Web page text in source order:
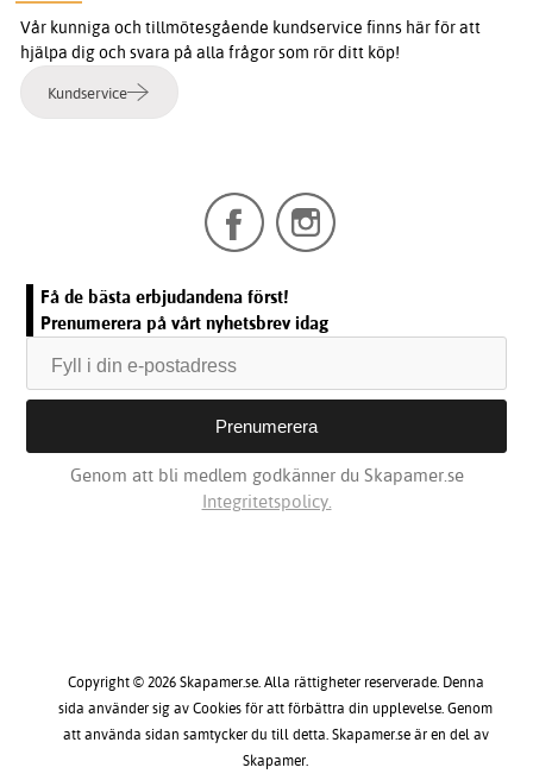
Vår kunniga och tillmötesgående kundservice finns här för att
hjälpa dig och svara på alla frågor som rör ditt köp!
Kundservice
Få de bästa erbjudandena först!
Prenumerera på vårt nyhetsbrev idag
Genom att bli medlem godkänner du Skapamer.se
Integritetspolicy.
Copyright © 2026 Skapamer.se. Alla rättigheter reserverade. Denna
sida använder sig av Cookies för att förbättra din upplevelse. Genom
att använda sidan samtycker du till detta. Skapamer.se är en del av
Skapamer.